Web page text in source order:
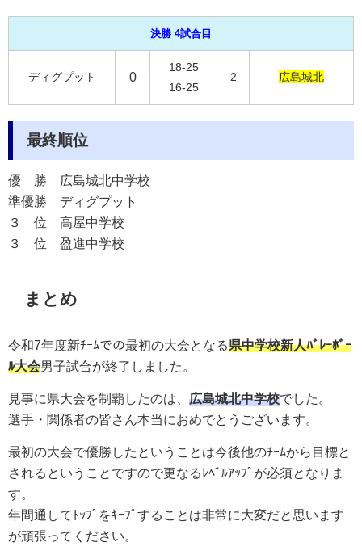
決勝 4試合目
ディグプット 0
18-25
16-25
2 広島城北
最終順位
優 勝
広島城北中学校
準優勝 ディグプット
３ 位 高屋中学校
３ 位 盈進中学校
まとめ
令和7年度新ﾁｰﾑでの最初の大会となる県中学校新人ﾊﾞﾚｰﾎﾞｰ
ﾙ大会男子試合が終了しました。
見事に県大会を制覇したのは、 広島城北中学校でした。
選手・関係者の皆さん本当におめでとうございます。
最初の大会で優勝したということは今後他のﾁｰﾑから目標と
されるということですので更なるﾚﾍﾞﾙｱｯﾌﾟが必須となりま
す。
年間通してﾄｯﾌﾟをｷｰﾌﾟすることは非常に大変だと思います
が頑張ってください。